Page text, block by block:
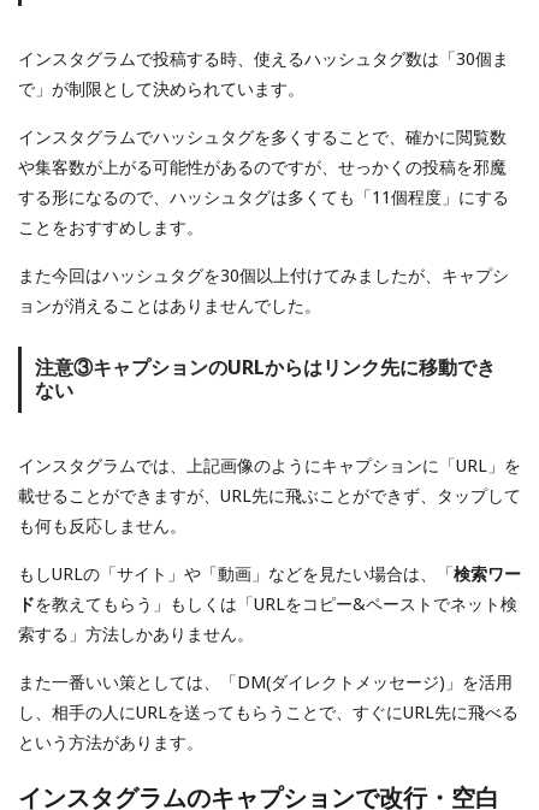
インスタグラムで投稿する時、使えるハッシュタグ数は「30個ま
で」が制限として決められています。
インスタグラムでハッシュタグを多くすることで、確かに閲覧数
や集客数が上がる可能性があるのですが、せっかくの投稿を邪魔
する形になるので、ハッシュタグは多くても「11個程度」にする
ことをおすすめします。
また今回はハッシュタグを30個以上付けてみましたが、キャプシ
ョンが消えることはありませんでした。
注意③キャプションのURLからはリンク先に移動でき
ない
インスタグラムでは、上記画像のようにキャプションに「URL」を
載せることができますが、URL先に飛ぶことができず、タップして
も何も反応しません。
もしURLの「サイト」や「動画」などを見たい場合は、「検索ワー
ドを教えてもらう」もしくは「URLをコピー&ペーストでネット検
索する」方法しかありません。
また一番いい策としては、「DM(ダイレクトメッセージ)」を活用
し、相手の人にURLを送ってもらうことで、すぐにURL先に飛べる
という方法があります。
インスタグラムのキャプションで改行・空白